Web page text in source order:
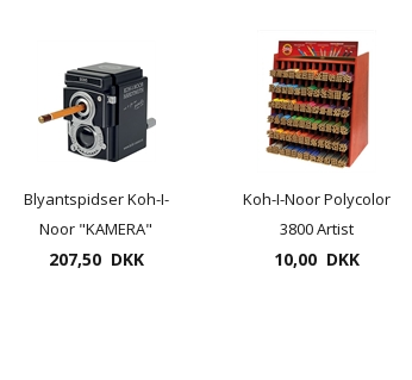
Blyantspidser Koh-I-
Noor "KAMERA"
207,50 DKK
Koh-I-Noor Polycolor
3800 Artist
Farveblyanter -
10,00 DKK